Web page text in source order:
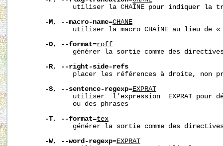
utiliser la CHAÎNE pour indiquer la
-M, --macro-name=CHANE
utiliser la macro CHAÎNE au lieu de «
-O, --format=roff
générer la sortie comme des
-R,
--right-side-refs
placer les références à droite, non
-S, --sentence-regexp=EXPRAT
utiliser  l’expression  EXPRAT pour
              ou des phrases
-T, --format=tex
générer la sortie comme des
-W, --word-regexp=EXPRAT